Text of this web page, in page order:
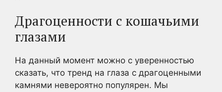
Драгоценности с кошачьими
глазами
На данный момент можно с уверенностью
сказать, что тренд на глаза с драгоценными
камнями невероятно популярен. Мы